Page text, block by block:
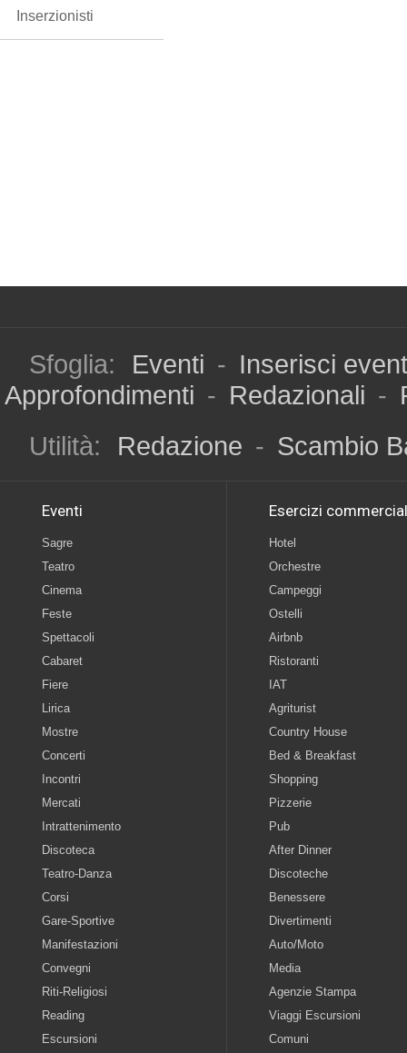
Inserzionisti
Sfoglia: Eventi - Inserisci
Approfondimenti - Redazionali -
Utilità:
Redazione - Scambio
Eventi
Sagre
Teatro
Cinema
Feste
Spettacoli
Cabaret
Fiere
Lirica
Mostre
Concerti
Incontri
Mercati
Intrattenimento
Discoteca
Teatro-Danza
Corsi
Gare-Sportive
Manifestazioni
Convegni
Riti-Religiosi
Reading
Escursioni
Esercizi
Hotel
Orchestre
Campeggi
Ostelli
Airbnb
Ristoranti
IAT
Agriturist
Country House
Bed & Breakfast
Shopping
Pizzerie
Pub
After Dinner
Discoteche
Benessere
Divertimenti
Auto/Moto
Media
Agenzie Stampa
Viaggi Escursioni
Comuni